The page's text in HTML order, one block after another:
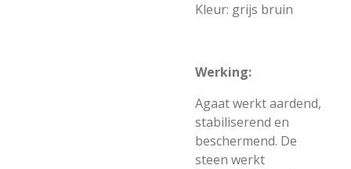
Kleur: grijs bruin
Werking:
Agaat werkt aardend,
stabiliserend en
beschermend. De
steen werkt